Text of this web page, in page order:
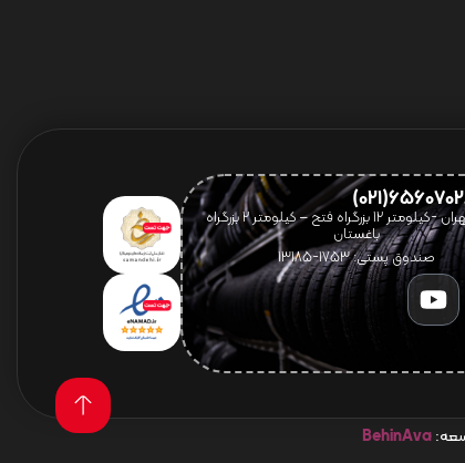
آدرس: تهران -کیلومتر 12 بزرگراه فتح – کیلومتر ۲ بزرگراه
باغستان
صندوق پستی: 1753-13185
BehinAva